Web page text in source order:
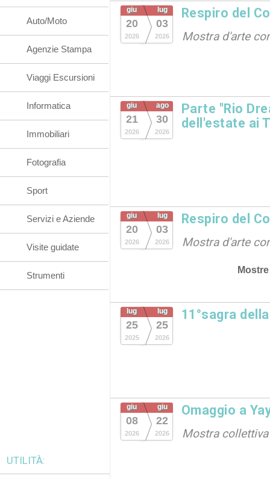
giu
20
2026
lug
03
2026
Respiro del
Mostra d'arte
giu
21
2026
ago
30
2026
Parte "Rio
dell'estate ai
giu
20
2026
lug
03
2026
Respiro del
Mostra d'arte
Mostre
lug
25
2025
lug
25
2026
11°sagra
giu
08
2026
giu
22
2026
Omaggio a
Mostra
Auto/Moto
Agenzie Stampa
Viaggi Escursioni
Informatica
Immobiliari
Fotografia
Sport
Servizi e Aziende
Visite guidate
Strumenti
UTILITÀ: